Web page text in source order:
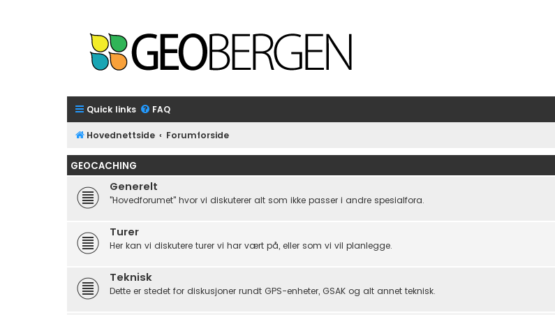
Quick links FAQ
Hovednettside Forumforside
GEOCACHING
Generelt
"Hovedforumet" hvor vi diskuterer alt som ikke passer i andre spesialfora.
Turer
Her kan vi diskutere turer vi har vært på, eller som vi vil planlegge.
Teknisk
Dette er stedet for diskusjoner rundt GPS-enheter, GSAK og alt annet teknisk.